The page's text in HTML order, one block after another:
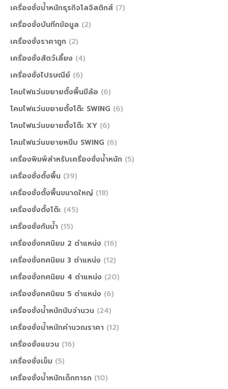
เครื่องชั่งน้ำหนักธุรกิจโลจิสติกส์ (7)
เครื่องชั่งบันทึกข้อมูล (2)
เครื่องชั่งราคาถูก (2)
เครื่องชั่งสัตว์เลี้ยง (4)
เครื่องชั่งไปรษณีย์ (6)
โคมไฟแว่นขยายตั้งพื้นมีล้อ (6)
โคมไฟแว่นขยายตั้งโต๊ะ SWING (6)
โคมไฟแว่นขยายตั้งโต๊ะ XY (6)
โคมไฟแว่นขยายหนีบ SWING (6)
เครื่องพิมพ์สำหรับเครื่องชั่งน้ำหนัก (5)
เครื่องชั่งตั้งพื้น (39)
เครื่องชั่งตั้งพื้นขนาดใหญ่ (18)
เครื่องชั่งตั้งโต๊ะ (45)
เครื่องชั่งกันน้ำ (15)
เครื่องชั่งทศนิยม 2 ตำแหน่ง (16)
เครื่องชั่งทศนิยม 3 ตำแหน่ง (12)
เครื่องชั่งทศนิยม 4 ตำแหน่ง (20)
เครื่องชั่งทศนิยม 5 ตำแหน่ง (6)
เครื่องชั่งน้ำหนักนับจำนวน (24)
เครื่องชั่งน้ำหนักคำนวณราคา (12)
เครื่องชั่งแขวน (16)
เครื่องชั่งเข็ม (5)
เครื่องชั่งน้ำหนักเด็กทารก (10)